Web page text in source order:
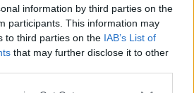
information by third parties on the
participants. This information may
to third parties on the IAB’s List of
that may further disclose it to other